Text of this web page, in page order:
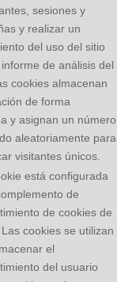
sesiones y
y realizar un
del uso del sitio
de análisis del
cookies almacenan
de forma
y asignan un número
aleatoriamente para
visitantes únicos.
está configurada
de
de cookies de
cookies se utilizan
el
del usuario